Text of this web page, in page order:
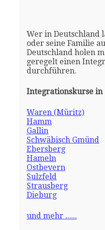
Wer in Deutschland
oder seine Familie
Deutschland holen
geregelt einen
durchführen.
Integrationskurse in
Waren (Müritz)
Hamm
Gallin
Schwäbisch Gmünd
Ebersberg
Hameln
Ostbevern
Sulzfeld
Strausberg
Dieburg
und mehr ......